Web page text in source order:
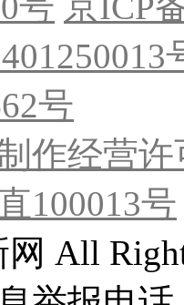
号
作经营
100013号
All